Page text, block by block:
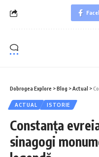
Dobrogea Explore >Blog >Actual >
ACTUAL ISTORIE
Constanța
sinagogi